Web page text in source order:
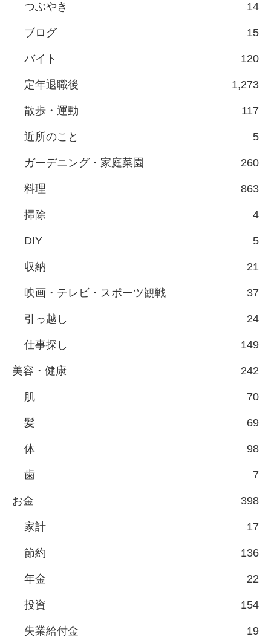
つぶやき 14
ブログ 15
バイト 120
定年退職後 1,273
散歩・運動 117
近所のこと 5
ガーデニング・家庭菜園 260
料理 863
掃除 4
DIY 5
収納 21
映画・テレビ・スポーツ観戦 37
引っ越し 24
仕事探し 149
美容・健康 242
肌 70
髪 69
体 98
歯 7
お金 398
家計 17
節約 136
年金 22
投資 154
失業給付金 19